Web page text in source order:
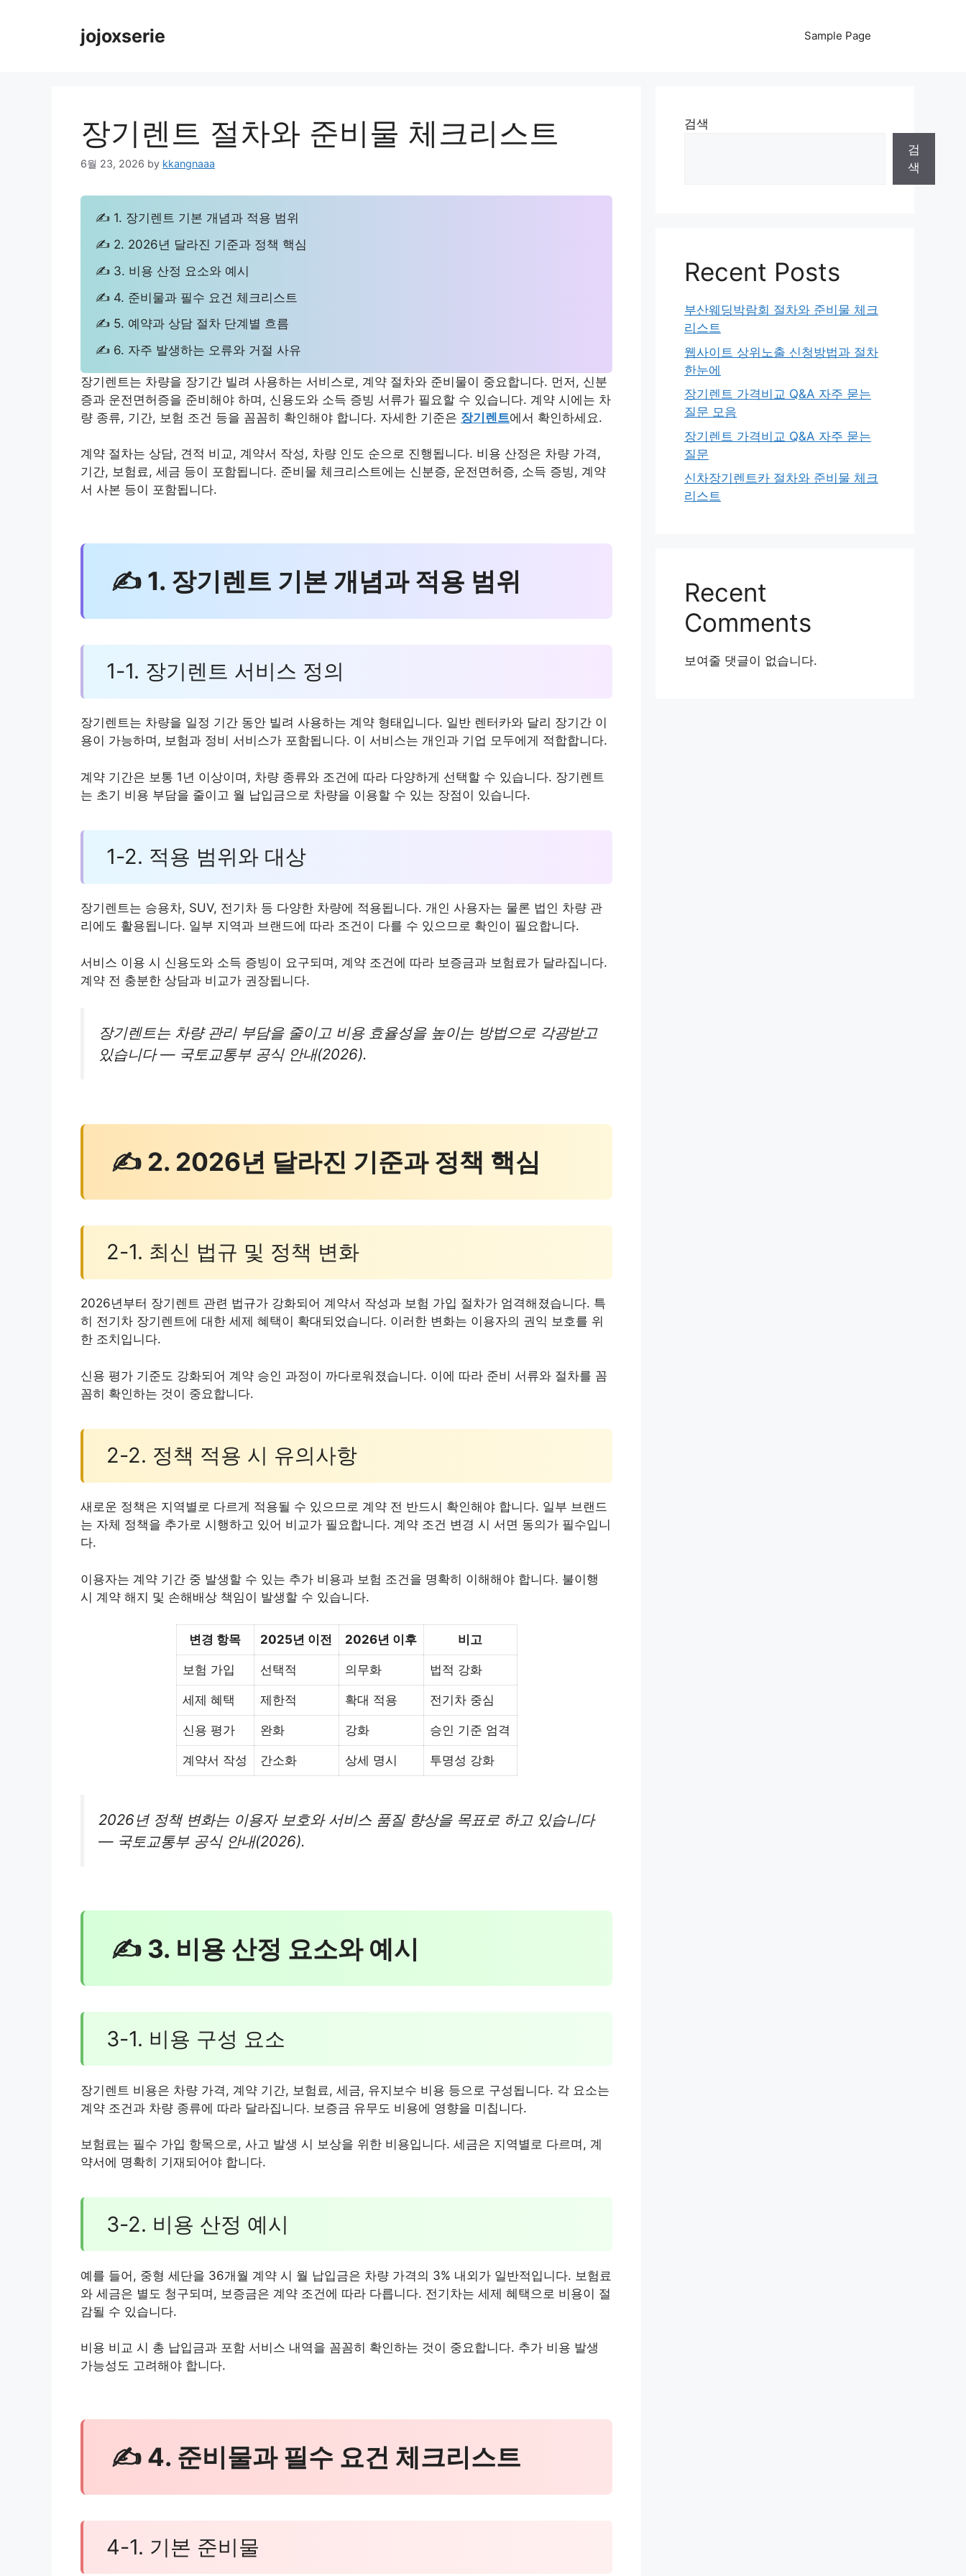
jojoxserie Sample Page
장기렌트 절차와 준비물 체크리스트
6월 23, 2026 by kkangnaaa
✍ 1. 장기렌트 기본 개념과 적용 범위
✍ 2. 2026년 달라진 기준과 정책 핵심
✍ 3. 비용 산정 요소와 예시
✍ 4. 준비물과 필수 요건 체크리스트
✍ 5. 예약과 상담 절차 단계별 흐름
✍ 6. 자주 발생하는 오류와 거절 사유
장기렌트는 차량을 장기간 빌려 사용하는 서비스로, 계약 절차와 준비물이 중요합니다. 먼저, 신분
증과 운전면허증을 준비해야 하며, 신용도와 소득 증빙 서류가 필요할 수 있습니다. 계약 시에는 차
량 종류, 기간, 보험 조건 등을 꼼꼼히 확인해야 합니다. 자세한 기준은 장기렌트에서 확인하세요.
계약 절차는 상담, 견적 비교, 계약서 작성, 차량 인도 순으로 진행됩니다. 비용 산정은 차량 가격,
기간, 보험료, 세금 등이 포함됩니다. 준비물 체크리스트에는 신분증, 운전면허증, 소득 증빙, 계약
서 사본 등이 포함됩니다.
✍ 1. 장기렌트 기본 개념과 적용 범위
1-1. 장기렌트 서비스 정의
장기렌트는 차량을 일정 기간 동안 빌려 사용하는 계약 형태입니다. 일반 렌터카와 달리 장기간 이
용이 가능하며, 보험과 정비 서비스가 포함됩니다. 이 서비스는 개인과 기업 모두에게 적합합니다.
계약 기간은 보통 1년 이상이며, 차량 종류와 조건에 따라 다양하게 선택할 수 있습니다. 장기렌트
는 초기 비용 부담을 줄이고 월 납입금으로 차량을 이용할 수 있는 장점이 있습니다.
1-2. 적용 범위와 대상
장기렌트는 승용차, SUV, 전기차 등 다양한 차량에 적용됩니다. 개인 사용자는 물론 법인 차량 관
리에도 활용됩니다. 일부 지역과 브랜드에 따라 조건이 다를 수 있으므로 확인이 필요합니다.
서비스 이용 시 신용도와 소득 증빙이 요구되며, 계약 조건에 따라 보증금과 보험료가 달라집니다.
계약 전 충분한 상담과 비교가 권장됩니다.
장기렌트는 차량 관리 부담을 줄이고 비용 효율성을 높이는 방법으로 각광받고
있습니다 — 국토교통부 공식 안내(2026).
✍ 2. 2026년 달라진 기준과 정책 핵심
2-1. 최신 법규 및 정책 변화
2026년부터 장기렌트 관련 법규가 강화되어 계약서 작성과 보험 가입 절차가 엄격해졌습니다. 특
히 전기차 장기렌트에 대한 세제 혜택이 확대되었습니다. 이러한 변화는 이용자의 권익 보호를 위
한 조치입니다.
신용 평가 기준도 강화되어 계약 승인 과정이 까다로워졌습니다. 이에 따라 준비 서류와 절차를 꼼
꼼히 확인하는 것이 중요합니다.
2-2. 정책 적용 시 유의사항
새로운 정책은 지역별로 다르게 적용될 수 있으므로 계약 전 반드시 확인해야 합니다. 일부 브랜드
는 자체 정책을 추가로 시행하고 있어 비교가 필요합니다. 계약 조건 변경 시 서면 동의가 필수입니
다.
이용자는 계약 기간 중 발생할 수 있는 추가 비용과 보험 조건을 명확히 이해해야 합니다. 불이행
시 계약 해지 및 손해배상 책임이 발생할 수 있습니다.
변경 항목 2025년 이전 2026년 이후 비고
보험 가입 선택적 의무화 법적 강화
세제 혜택 제한적 확대 적용 전기차 중심
신용 평가 완화 강화 승인 기준 엄격
계약서 작성 간소화 상세 명시 투명성 강화
2026년 정책 변화는 이용자 보호와 서비스 품질 향상을 목표로 하고 있습니다
— 국토교통부 공식 안내(2026).
✍ 3. 비용 산정 요소와 예시
3-1. 비용 구성 요소
장기렌트 비용은 차량 가격, 계약 기간, 보험료, 세금, 유지보수 비용 등으로 구성됩니다. 각 요소는
계약 조건과 차량 종류에 따라 달라집니다. 보증금 유무도 비용에 영향을 미칩니다.
보험료는 필수 가입 항목으로, 사고 발생 시 보상을 위한 비용입니다. 세금은 지역별로 다르며, 계
약서에 명확히 기재되어야 합니다.
3-2. 비용 산정 예시
예를 들어, 중형 세단을 36개월 계약 시 월 납입금은 차량 가격의 3% 내외가 일반적입니다. 보험료
와 세금은 별도 청구되며, 보증금은 계약 조건에 따라 다릅니다. 전기차는 세제 혜택으로 비용이 절
감될 수 있습니다.
비용 비교 시 총 납입금과 포함 서비스 내역을 꼼꼼히 확인하는 것이 중요합니다. 추가 비용 발생
가능성도 고려해야 합니다.
✍ 4. 준비물과 필수 요건 체크리스트
4-1. 기본 준비물
검색
검
색
Recent Posts
부산웨딩박람회 절차와 준비물 체크
리스트
웹사이트 상위노출 신청방법과 절차
한눈에
장기렌트 가격비교 Q&A 자주 묻는
질문 모음
장기렌트 가격비교 Q&A 자주 묻는
질문
신차장기렌트카 절차와 준비물 체크
리스트
Recent
Comments
보여줄 댓글이 없습니다.